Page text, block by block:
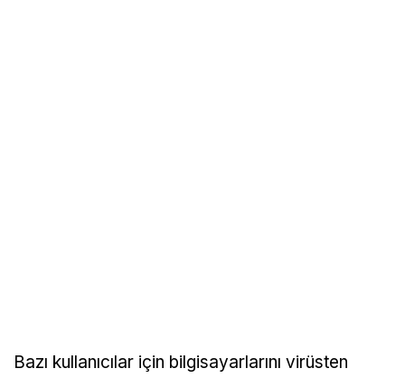
Bazı kullanıcılar için bilgisayarlarını virüsten